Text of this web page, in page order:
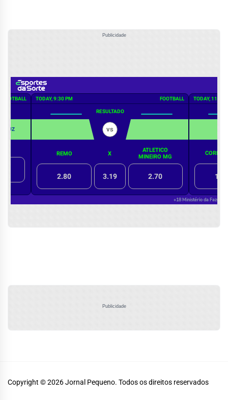
Publicidade
Publicidade
Copyright © 2026Jornal Pequeno. Todos os direitos reservados